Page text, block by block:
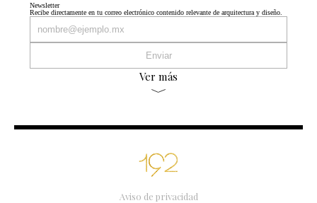
Newsletter
Recibe directamente en tu correo electrónico contenido relevante de arquitectura y diseño.
Ver más
Aviso de privacidad